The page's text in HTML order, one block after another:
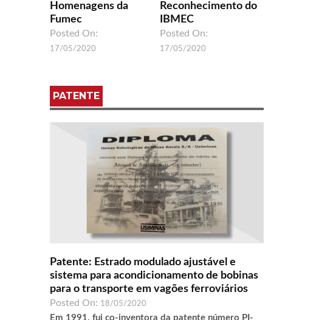
Homenagens da
Fumec
Posted On:
17/05/2020
Reconhecimento do
IBMEC
Posted On:
17/05/2020
PATENTE
Patente: Estrado modulado ajustável e
sistema para acondicionamento de bobinas
para o transporte em vagões ferroviários
Posted On: 18/05/2020
Em 1991, fui co-inventora da patente número PI-